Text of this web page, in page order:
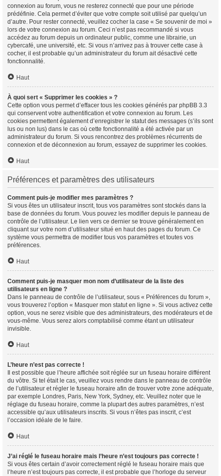
connexion au forum, vous ne resterez connecté que pour une période
prédéfinie. Cela permet d’éviter que votre compte soit utilisé par quelqu’un
d’autre. Pour rester connecté, veuillez cocher la case « Se souvenir de moi »
lors de votre connexion au forum. Ceci n’est pas recommandé si vous
accédez au forum depuis un ordinateur public, comme une librairie, un
cybercafé, une université, etc. Si vous n’arrivez pas à trouver cette case à
cocher, il est probable qu’un administrateur du forum ait désactivé cette
fonctionnalité.
Haut
À quoi sert « Supprimer les cookies » ?
Cette option vous permet d’effacer tous les cookies générés par phpBB 3.3
qui conservent votre authentification et votre connexion au forum. Les
cookies permettent également d’enregistrer le statut des messages (s’ils sont
lus ou non lus) dans le cas où cette fonctionnalité a été activée par un
administrateur du forum. Si vous rencontrez des problèmes récurrents de
connexion et de déconnexion au forum, essayez de supprimer les cookies.
Haut
Préférences et paramètres des utilisateurs
Comment puis-je modifier mes paramètres ?
Si vous êtes un utilisateur inscrit, tous vos paramètres sont stockés dans la
base de données du forum. Vous pouvez les modifier depuis le panneau de
contrôle de l’utilisateur. Le lien vers ce dernier se trouve généralement en
cliquant sur votre nom d’utilisateur situé en haut des pages du forum. Ce
système vous permettra de modifier tous vos paramètres et toutes vos
préférences.
Haut
Comment puis-je masquer mon nom d’utilisateur de la liste des
utilisateurs en ligne ?
Dans le panneau de contrôle de l’utilisateur, sous « Préférences du forum »,
vous trouverez l’option « Masquer mon statut en ligne ». Si vous activez cette
option, vous ne serez visible que des administrateurs, des modérateurs et de
vous-même. Vous serez alors comptabilisé comme étant un utilisateur
invisible.
Haut
L’heure n’est pas correcte !
Il est possible que l’heure affichée soit réglée sur un fuseau horaire différent
du vôtre. Si tel était le cas, veuillez vous rendre dans le panneau de contrôle
de l’utilisateur et régler le fuseau horaire afin de trouver votre zone adéquate,
par exemple Londres, Paris, New York, Sydney, etc. Veuillez noter que le
réglage du fuseau horaire, comme la plupart des autres paramètres, n’est
accessible qu’aux utilisateurs inscrits. Si vous n’êtes pas inscrit, c’est
l’occasion idéale de le faire.
Haut
J’ai réglé le fuseau horaire mais l’heure n’est toujours pas correcte !
Si vous êtes certain d’avoir correctement réglé le fuseau horaire mais que
l’heure n’est toujours pas correcte, il est probable que l’horloge du serveur